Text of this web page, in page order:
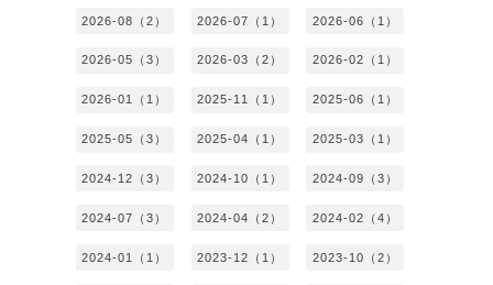
2026-08（2） 2026-07（1） 2026-06（1）
2026-05（3） 2026-03（2） 2026-02（1）
2026-01（1） 2025-11（1） 2025-06（1）
2025-05（3） 2025-04（1） 2025-03（1）
2024-12（3） 2024-10（1） 2024-09（3）
2024-07（3） 2024-04（2） 2024-02（4）
2024-01（1） 2023-12（1） 2023-10（2）